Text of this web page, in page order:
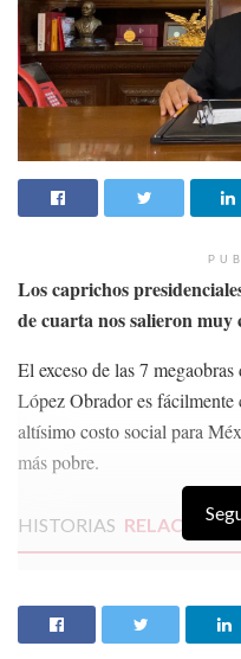
Los caprichos
de cuarta nos salieron muy
El exceso de las 7
López Obrador es
altísimo costo social para
más pobre.
HISTORIAS
El Gobierno quiere
preguntas